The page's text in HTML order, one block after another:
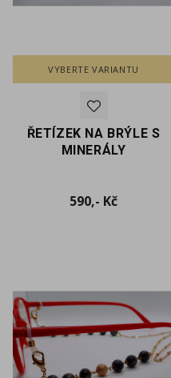
VYBERTE VARIANTU
ŘETÍZEK NA BRÝLE S
MINERÁLY
590,- KčCena